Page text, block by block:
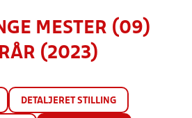
MESTER (09)
(2023)
DETALJERET STILLING